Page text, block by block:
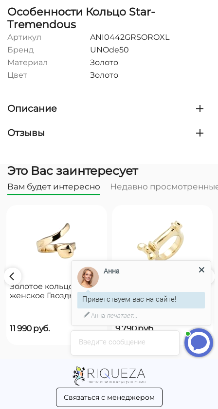
Особенности Кольцо Star-
Tremendous
Артикул
ANI0442GRSOROXL
Бренд
UNOde50
Материал
Золото
Цвет
Золото
Описание
Отзывы
Это Вас заинтересует
Вам будет интересно Недавно
Золотое кольцо
женское Гвоздь
11 990 руб.
женское на руку
UNOde50 Reward
9 790руб.
Связаться с менеджером
Введите сообщение
Анна
Приветствуем вас на сайте!
Анна печатает...